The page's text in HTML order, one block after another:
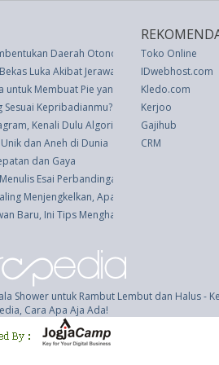
Daerah Otonom Propinsi Irian Barat
Luka Akibat Jerawat atau Cedera
untuk Membuat Pie yang Sempurna Setiap Saat
Sesuai Kepribadianmu? Ini Dia
Kenali Dulu Algoritmanya
dan Aneh di Dunia
dan Gaya
Esai Perbandingan dalam Bahasa Inggris
Menjengkelkan, Apa Itu?
Baru, Ini Tips Menghadapinya
Toko Online
IDwebhost.com
Kledo.com
Kerjoo
Gajihub
CRM
Shower untuk Rambut Lembut dan Halus -
Cara Apa Aja Ada!